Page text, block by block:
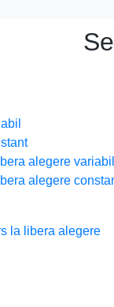
alegere variabil
alegere
la libera alegere